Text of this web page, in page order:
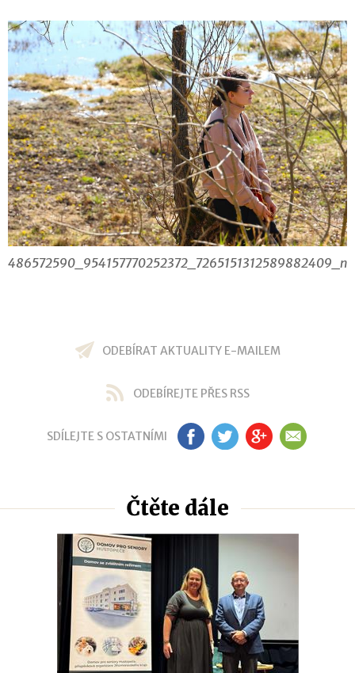
486572590_954157770252372_7265151312589882409_n
ODEBÍRAT AKTUALITY E-MAILEM
ODEBÍREJTE PŘES RSS
SDÍLEJTE S OSTATNÍMI FB TW GP EM
Čtěte dále